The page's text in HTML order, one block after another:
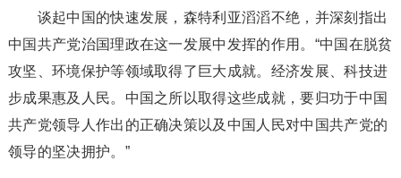
谈起中国的快速发展，森特利亚滔滔不绝，并深刻指出
中国共产党治国理政在这一发展中发挥的作用。“中国在脱贫
攻坚、环境保护等领域取得了巨大成就。经济发展、科技进
步成果惠及人民。中国之所以取得这些成就，要归功于中国
共产党领导人作出的正确决策以及中国人民对中国共产党的
领导的坚决拥护。”